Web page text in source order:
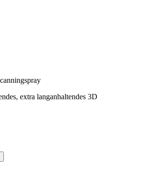
extra langanhaltendes 3D